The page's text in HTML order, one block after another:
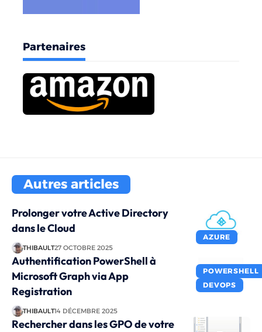
Partenaires
Autres articles
AZURE
Prolonger votre Active Directory
dans le Cloud
THIBAULT27 OCTOBRE 2025
POWERSHELL
DEVOPS
Authentification PowerShell à
Microsoft Graph via App
Registration
THIBAULT14 DÉCEMBRE 2025
Rechercher dans les GPO de votre